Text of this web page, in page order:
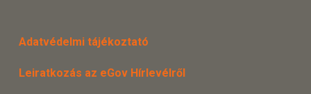
Adatvédelmi tájékoztató
Leiratkozás az eGov Hírlevélről